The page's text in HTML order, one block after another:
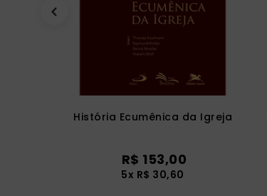
História Ecumênica da Igreja
R$ 153,00
5x R$ 30,60